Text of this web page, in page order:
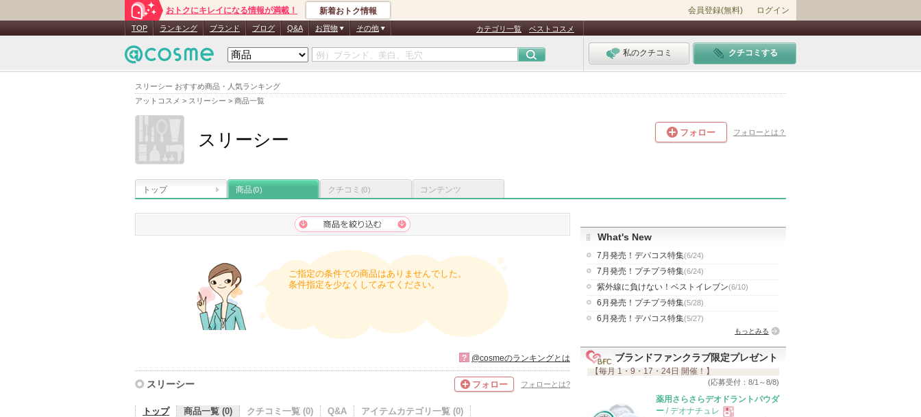
スリーシー おすすめ商品・人気ランキング
アットコスメ > スリーシー > 商品一覧
おトクにキレイになる情報が満載！ 新着おトク情報 会員登録(無料) ログイン
TOP ランキング ブランド ブログ Q&A お買物 その他 カテゴリ一覧 ベストコスメ
私のクチコミ クチコミする
スリーシー フォロー フォローとは？
トップ 商品(0) クチコミ (0) コンテンツ
ご指定の条件での商品はありませんでした。
条件指定を少なくしてみてください。
? @cosmeのランキングとは
スリーシー フォロー フォローとは?
トップ 商品一覧 (0) クチコミ一覧 (0) Q&A アイテムカテゴリ一覧 (0)
What's New
7月発売！デパコス特集(6/24)
7月発売！プチプラ特集(6/24)
紫外線に負けない！ベストイレブン(6/10)
6月発売！プチプラ特集(5/28)
6月発売！デパコス特集(5/27)
もっとみる
ブランドファンクラブ限定プレゼント
【毎月 1・9・17・24日 開催！】
(応募受付：8/1～8/8)
薬用さらさらデオドラントパウダ
ー / デオナチュレ